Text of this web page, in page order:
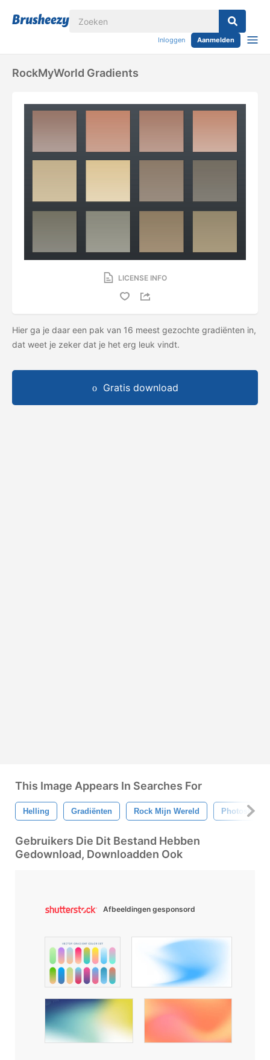
Inloggen Aanmelden
RockMyWorld Gradients
LICENSE INFO
Hier ga je daar een pak van 16 meest gezochte gradiënten in,
dat weet je zeker dat je het erg leuk vindt.
Gratis download
This Image Appears In Searches For
Helling Gradiënten Rock Mijn Wereld Photoshop
Gebruikers Die Dit Bestand Hebben
Gedownload, Downloadden Ook
Afbeeldingen gesponsord